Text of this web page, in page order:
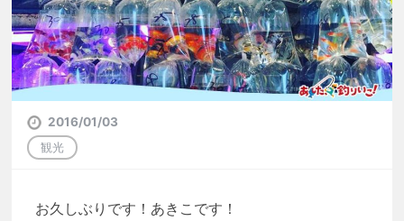
2016/01/03
観光
お久しぶりです！あきこです！